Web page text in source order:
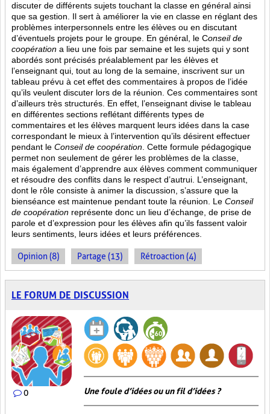
discuter de différents sujets touchant la classe en général ainsi
que sa gestion. Il sert à améliorer la vie en classe en réglant des
problèmes interpersonnels entre les élèves ou en discutant
d’éventuels projets pour le groupe. En général, le Conseil de
coopération a lieu une fois par semaine et les sujets qui y sont
abordés sont précisés préalablement par les élèves et
l’enseignant qui, tout au long de la semaine, inscrivent sur un
tableau prévu à cet effet des commentaires à propos de l’idée
qu’ils veulent discuter lors de la réunion. Ces commentaires sont
d’ailleurs très structurés. En effet, l’enseignant divise le tableau
en différentes sections reflétant différents types de
commentaires et les élèves marquent leurs idées dans la case
correspondant le mieux à l’intervention qu’ils désirent effectuer
pendant le Conseil de coopération . Cette formule pédagogique
permet non seulement de gérer les problèmes de la classe,
mais également d’apprendre aux élèves comment communiquer
et résoudre des conflits dans le respect d’autrui. L’enseignant,
dont le rôle consiste à animer la discussion, s’assure que la
bienséance est maintenue pendant toute la réunion. Le Conseil
de coopération représente donc un lieu d’échange, de prise de
parole et d’expression pour les élèves afin qu’ils fassent valoir
leurs sentiments, leurs idées et leurs préférences.
Opinion (8) Partage (13) Rétroaction (4)
LE FORUM DE DISCUSSION
0 Une foule d’idées ou un fil d’idées ?